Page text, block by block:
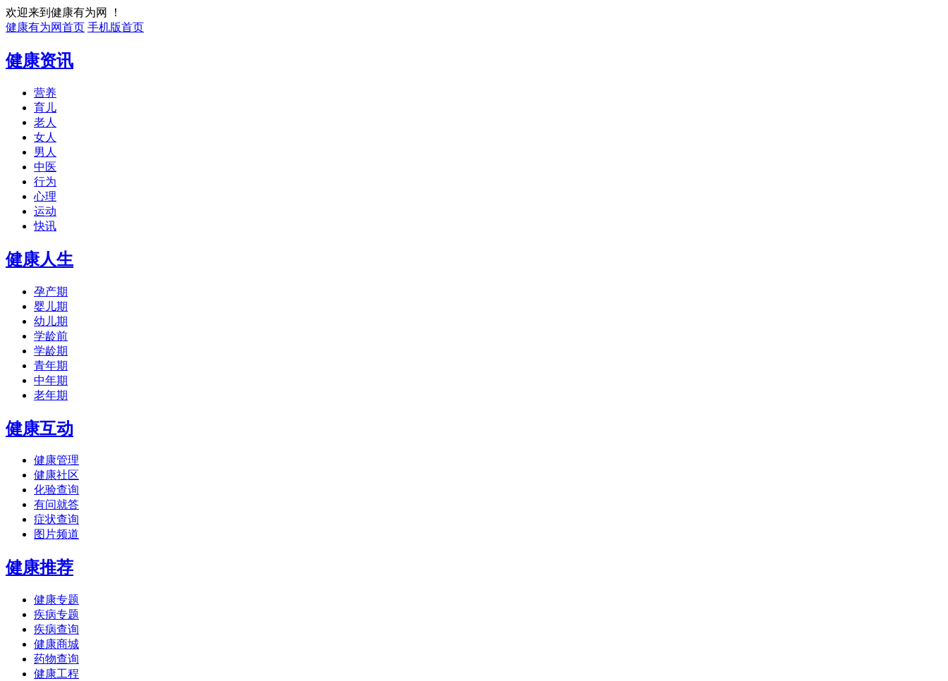
欢迎来到健康有为网 ！
健康有为网首页 手机版首页
健康资讯
营养
育儿
老人
女人
男人
中医
行为
心理
运动
快讯
健康人生
孕产期
婴儿期
幼儿期
学龄前
学龄期
青年期
中年期
老年期
健康互动
健康管理
健康社区
化验查询
有问就答
症状查询
图片频道
健康推荐
健康专题
疾病专题
疾病查询
健康商城
药物查询
健康工程